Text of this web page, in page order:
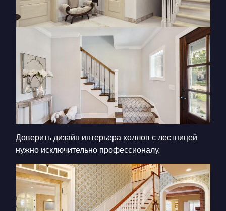
Доверить дизайн интерьера холлов с лестницей
нужно исключительно профессионалу.